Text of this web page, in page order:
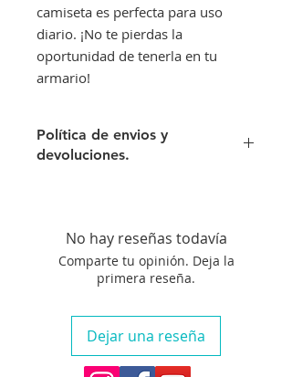
camiseta es perfecta para uso
diario. ¡No te pierdas la
oportunidad de tenerla en tu
armario!
Política de envios y
devoluciones.
concepto de transporte.
Si no queda satisfecho con su
compra aceptamos su devolución
haya sido manipulado y siempre
que nos avise en un plazo máximo
No hay reseñas todavía
Comparte tu opinión. Deja la
primera reseña.
Dejar una reseña